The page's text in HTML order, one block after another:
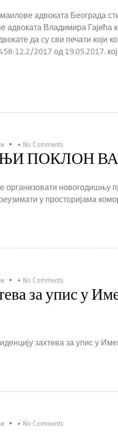
адвоката Београда
адвоката Владимира
да су сви печати који
12.2/2017 од 19.05.2017.
No Comments
ПОКЛОН
организовати новогодишњу
у просторијама
No Comments
за упис у
захтева за упис у
No Comments